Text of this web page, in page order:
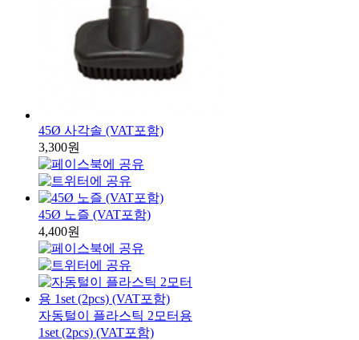
45Ø 사각솔 (VAT포함)
3,300원
45Ø 노즐 (VAT포함)
4,400원
자동털이 플라스틱 2모터용
1set (2pcs) (VAT포함)